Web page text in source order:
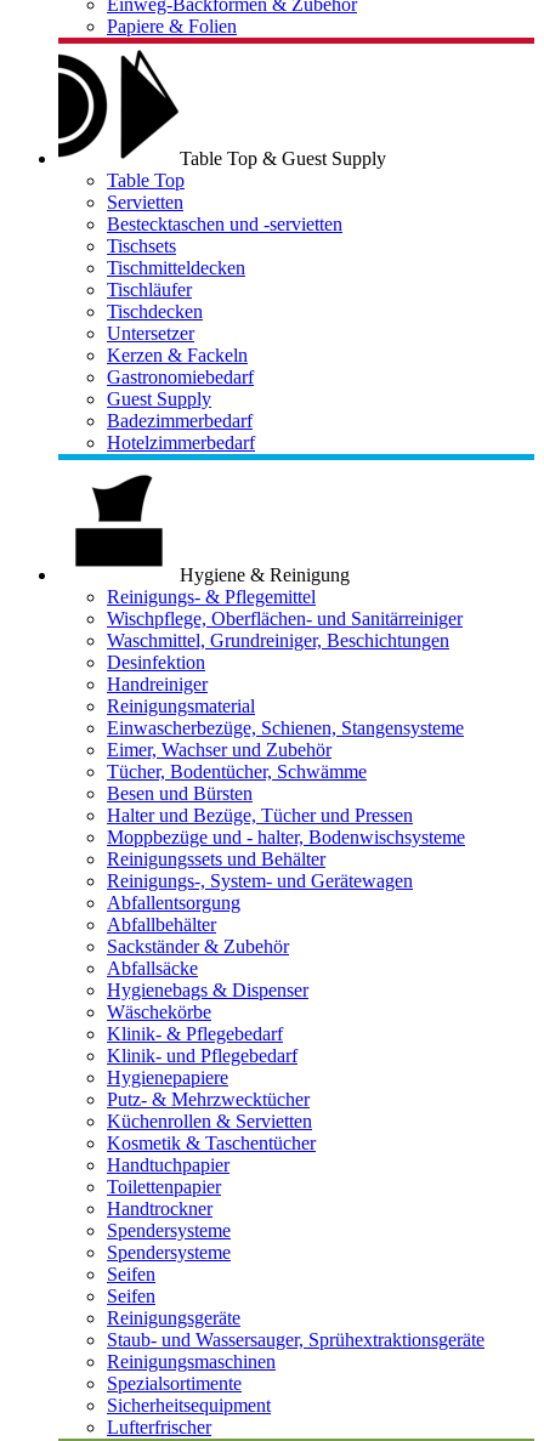
Einweg-Backformen & Zubehör
Papiere & Folien
Table Top & Guest Supply
Table Top
Servietten
Bestecktaschen und -servietten
Tischsets
Tischmitteldecken
Tischläufer
Tischdecken
Untersetzer
Kerzen & Fackeln
Gastronomiebedarf
Guest Supply
Badezimmerbedarf
Hotelzimmerbedarf
Hygiene & Reinigung
Reinigungs- & Pflegemittel
Wischpflege, Oberflächen- und Sanitärreiniger
Waschmittel, Grundreiniger, Beschichtungen
Desinfektion
Handreiniger
Reinigungsmaterial
Einwascherbezüge, Schienen, Stangensysteme
Eimer, Wachser und Zubehör
Tücher, Bodentücher, Schwämme
Besen und Bürsten
Halter und Bezüge, Tücher und Pressen
Moppbezüge und - halter, Bodenwischsysteme
Reinigungssets und Behälter
Reinigungs-, System- und Gerätewagen
Abfallentsorgung
Abfallbehälter
Sackständer & Zubehör
Abfallsäcke
Hygienebags & Dispenser
Wäschekörbe
Klinik- & Pflegebedarf
Klinik- und Pflegebedarf
Hygienepapiere
Putz- & Mehrzwecktücher
Küchenrollen & Servietten
Kosmetik & Taschentücher
Handtuchpapier
Toilettenpapier
Handtrockner
Spendersysteme
Spendersysteme
Seifen
Seifen
Reinigungsgeräte
Staub- und Wassersauger, Sprühextraktionsgeräte
Reinigungsmaschinen
Spezialsortimente
Sicherheitsequipment
Lufterfrischer